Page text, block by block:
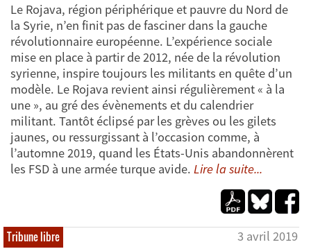
Le Rojava, région périphérique et pauvre du Nord de
la Syrie, n’en finit pas de fasciner dans la gauche
révolutionnaire européenne. L’expérience sociale
mise en place à partir de 2012, née de la révolution
syrienne, inspire toujours les militants en quête d’un
modèle. Le Rojava revient ainsi régulièrement « à la
une », au gré des évènements et du calendrier
militant. Tantôt éclipsé par les grèves ou les gilets
jaunes, ou ressurgissant à l’occasion comme, à
l’automne 2019, quand les États-Unis abandonnèrent
les FSD à une armée turque avide. Lire la suite...
Tribune libre 3 avril 2019